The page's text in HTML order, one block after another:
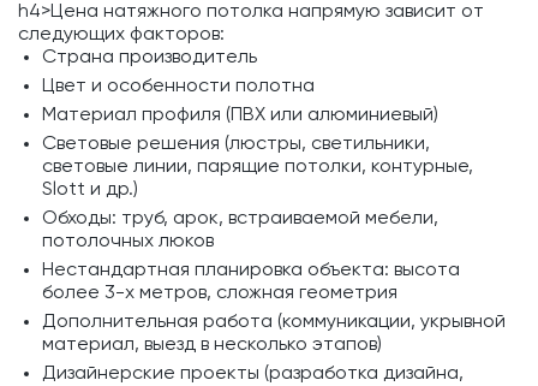
h4>Цена натяжного потолка напрямую зависит от
следующих факторов:
Страна производитель
Цвет и особенности полотна
Материал профиля (ПВХ или алюминиевый)
Световые решения (люстры, светильники,
световые линии, парящие потолки, контурные,
Slott и др.)
Обходы: труб, арок, встраиваемой мебели,
потолочных люков
Нестандартная планировка объекта: высота
более 3-х метров, сложная геометрия
Дополнительная работа (коммуникации, укрывной
материал, выезд в несколько этапов)
Дизайнерские проекты (разработка дизайна,